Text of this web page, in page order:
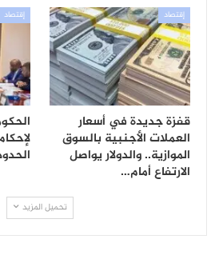
إقتصاد
قفزة جديدة في أسعار
العملات الأجنبية بالسوق
الموازية.. والدولار يواصل
الارتفاع أمام…
إقتصاد
تحميل المزيد